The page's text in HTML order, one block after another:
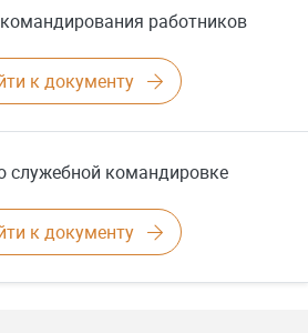
работников
к документу
служебной командировке
к документу